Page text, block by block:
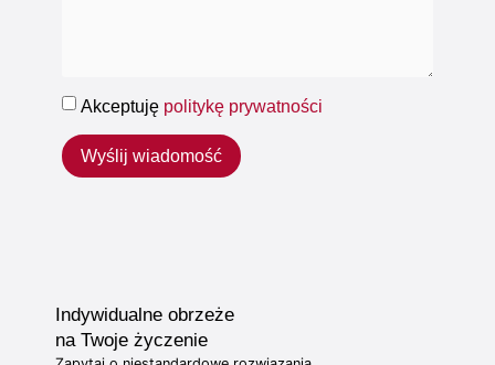
Akceptuję politykę prywatności
Wyślij wiadomość
Indywidualne obrzeże
na Twoje życzenie